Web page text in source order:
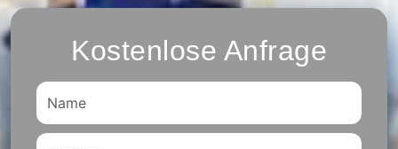
Kostenlose Anfrage